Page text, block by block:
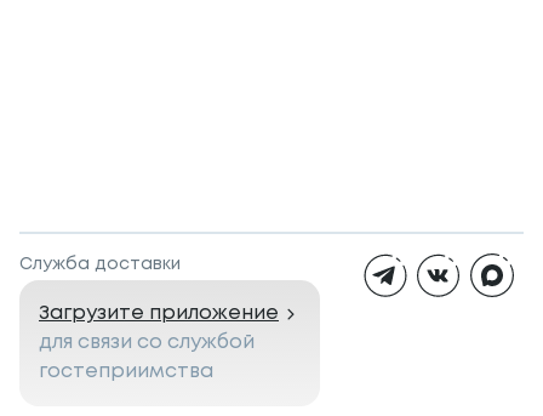
Служба доставки
Загрузите приложение
для связи со службой
гостеприимства